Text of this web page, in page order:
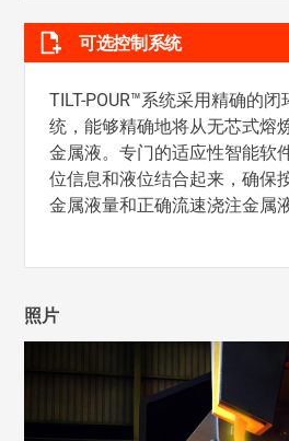
可选控制系统
TILT-POUR™系统采用精确的
统，能够精确地将从无芯式熔
金属液。专门的适应性智能软
位信息和液位结合起来，确保
金属液量和正确流速浇注金属液
照片